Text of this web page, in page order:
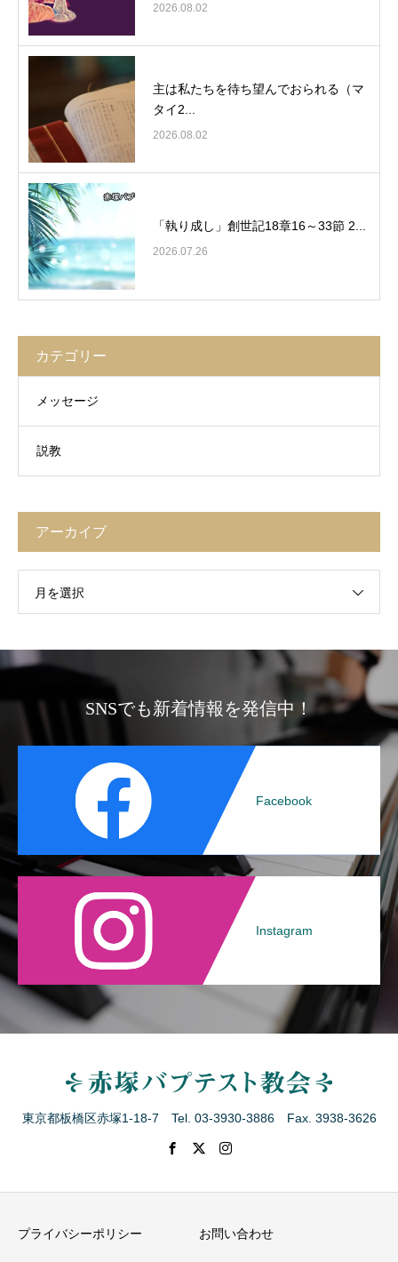
2026.08.02
主は私たちを待ち望んでおられる（マ
タイ2...
2026.08.02
「執り成し」創世記18章16～33節 2...
2026.07.26
カテゴリー
メッセージ
説教
アーカイブ
月を選択
SNSでも新着情報を発信中！
Facebook
Instagram
東京都板橋区赤塚1-18-7 Tel. 03-3930-3886 Fax. 3938-3626
プライバシーポリシー お問い合わせ